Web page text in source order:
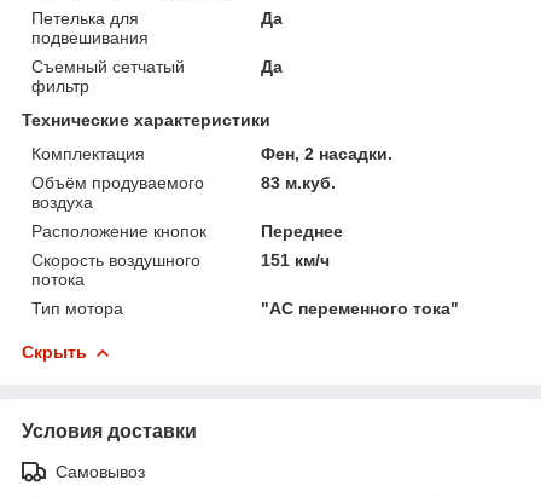
Петелька для
подвешивания
Да
Съемный сетчатый
фильтр
Да
Технические характеристики
Комплектация
Фен, 2 насадки.
Объём продуваемого
воздуха
83 м.куб.
Расположение кнопок
Переднее
Скорость воздушного
потока
151 км/ч
Тип мотора "AC переменного тока"
Скрыть
Условия доставки
Самовывоз